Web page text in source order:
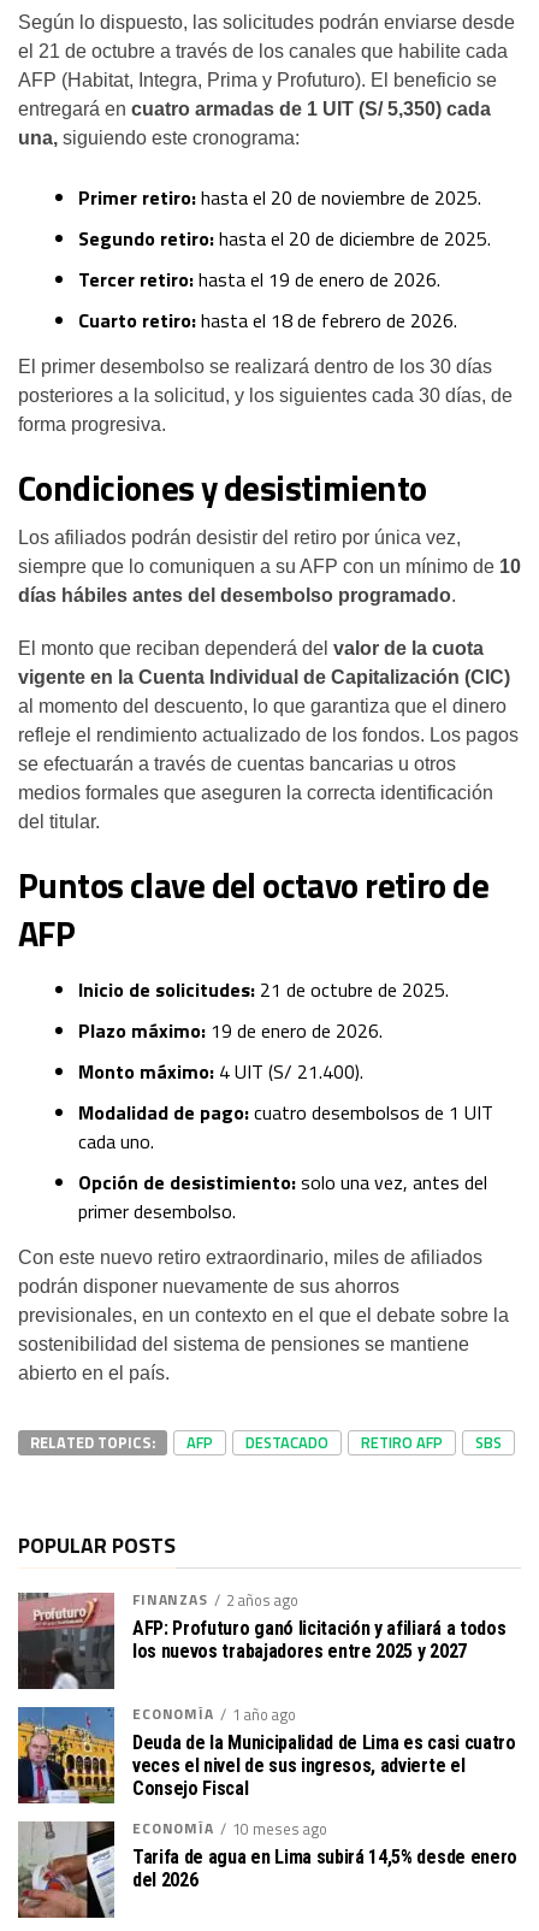
Según lo dispuesto, las solicitudes podrán enviarse desde
el 21 de octubre a través de los canales que habilite cada
AFP (Habitat, Integra, Prima y Profuturo). El beneficio se
entregará en cuatro armadas de 1 UIT (S/ 5,350) cada
una, siguiendo este cronograma:
Primer retiro:hasta el 20 de noviembre de 2025.
Segundo retiro:hasta el 20 de diciembre de 2025.
Tercer retiro:hasta el 19 de enero de 2026.
Cuarto retiro:hasta el 18 de febrero de 2026.
El primer desembolso se realizará dentro de los 30 días
posteriores a la solicitud, y los siguientes cada 30 días, de
forma progresiva.
Condiciones y desistimiento
Los afiliados podrán desistir del retiro por única vez,
siempre que lo comuniquen a su AFP con un mínimo de 10
días hábiles antes del desembolso programado.
El monto que reciban dependerá del valor de la cuota
vigente en la Cuenta Individual de Capitalización (CIC)
al momento del descuento, lo que garantiza que el dinero
refleje el rendimiento actualizado de los fondos. Los pagos
se efectuarán a través de cuentas bancarias u otros
medios formales que aseguren la correcta identificación
del titular.
Puntos clave del octavo retiro de
AFP
Inicio de solicitudes: 21 de octubre de 2025.
Plazo máximo: 19 de enero de 2026.
Monto máximo: 4 UIT (S/ 21.400).
Modalidad de pago:cuatro desembolsos de 1 UIT
cada uno.
Opción de desistimiento:solo una vez, antes del
primer desembolso.
Con este nuevo retiro extraordinario, miles de afiliados
podrán disponer nuevamente de sus ahorros
previsionales, en un contexto en el que el debate sobre la
sostenibilidad del sistema de pensiones se mantiene
abierto en el país.
RELATED TOPICS: AFP DESTACADO RETIRO AFP SBS
POPULAR POSTS
FINANZAS 2 años ago
AFP: Profuturo ganó licitación y afiliará a todos
los nuevos trabajadores entre 2025 y 2027
ECONOMÍA 1 año ago
Deuda de la Municipalidad de Lima es casi cuatro
veces el nivel de sus ingresos, advierte el
Consejo Fiscal
ECONOMÍA
10 meses ago
Tarifa de agua en Lima subirá 14,5% desde enero
del 2026